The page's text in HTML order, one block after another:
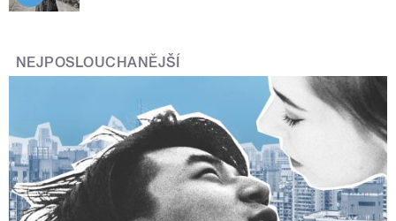
NEJPOSLOUCHANĚJŠÍ